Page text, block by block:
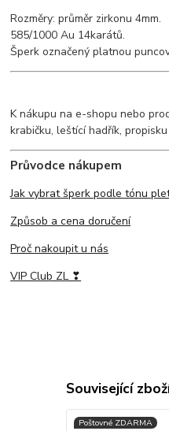
Rozměry: průměr zirkonu 4mm.
585/1000 Au 14karátů.
Šperk označený platnou
K nákupu na e-shopu nebo
krabičku, leštící hadřík,
Průvodce nákupem
Jak vybrat šperk podle tónu
Způsob a cena doručení
Proč nakoupit u nás
VIP Club ZL ❣
Související